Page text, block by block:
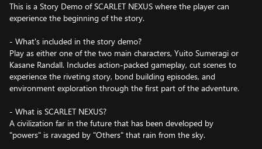
This is a Story Demo of SCARLET NEXUS where the player can
experience the beginning of the story.
- What's included in the story demo?
Play as either one of the two main characters, Yuito Sumeragi or
Kasane Randall. Includes action-packed gameplay, cut scenes to
experience the riveting story, bond building episodes, and
environment exploration through the first part of the adventure.
- What is SCARLET NEXUS?
A civilization far in the future that has been developed by
"powers" is ravaged by "Others" that rain from the sky.